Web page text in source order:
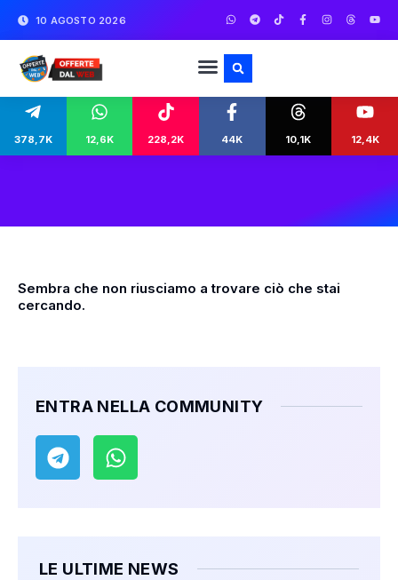
10 AGOSTO 2026
378,7K 12,6K 228,2K 44K 10,1K 12,4K
Sembra che non riusciamo a trovare ciò che stai
cercando.
ENTRA NELLA COMMUNITY
LE ULTIME NEWS